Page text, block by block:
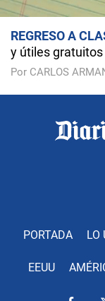
REGRESO A
y útiles
Por CARLOS
PORTADA LO
EEUU